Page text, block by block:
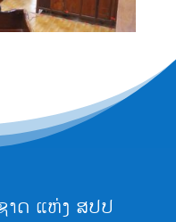
າດ ແຫ່ງ ສປປ